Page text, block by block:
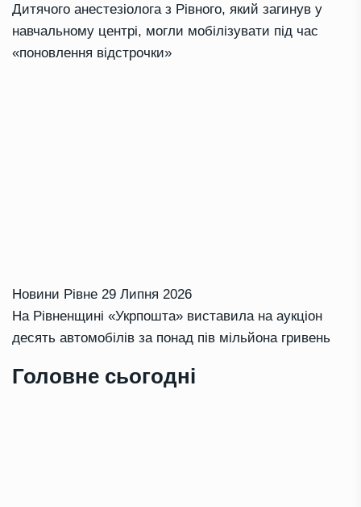
Дитячого анестезіолога з Рівного, який загинув у
навчальному центрі, могли мобілізувати під час
«поновлення відстрочки»
Новини Рівне 29 Липня 2026
На Рівненщині «Укрпошта» виставила на аукціон
десять автомобілів за понад пів мільйона гривень
Головне сьогодні